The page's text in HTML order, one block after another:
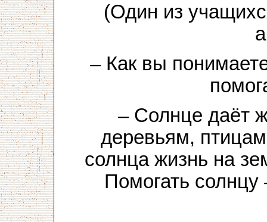
(Один из
– Как вы
– Солнце даёт
деревьям,
солнца жизнь на
Помогать солнцу